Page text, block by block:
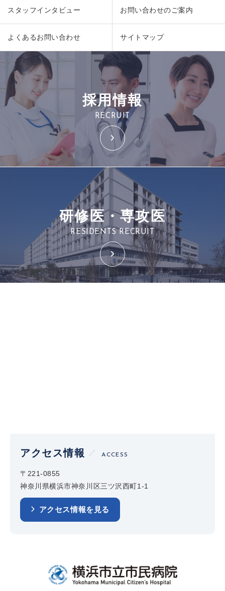
スタッフインタビュー お問い合わせのご案内
よくあるお問い合わせ サイトマップ
採用情報
RECRUIT
研修医・専攻医
RESIDENTS RECRUIT
アクセス情報 ACCESS
〒221-0855
神奈川県横浜市神奈川区三ツ沢西町1-1
アクセス情報を見る